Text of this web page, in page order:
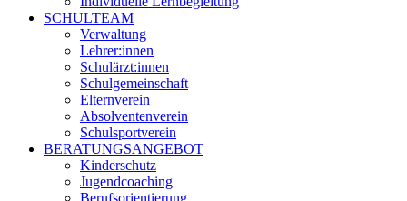
SCHULTEAM
Verwaltung
Lehrer:innen
Schulärzt:innen
Schulgemeinschaft
Elternverein
Absolventenverein
Schulsportverein
BERATUNGSANGEBOT
Kinderschutz
Jugendcoaching
Berufsorientierung